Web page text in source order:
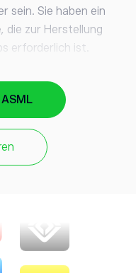
sein. Sie haben ein
die zur Herstellung
erforderlich ist.
KI-Algorithmen
effizientere und
entwickeln, die
und die
– dadurch wird
zu steigern,
führt.